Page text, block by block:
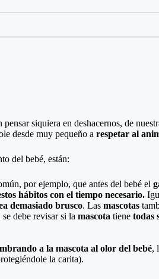
siquiera en deshacernos, de
desde muy pequeño a respetar al
del bebé, están:
por ejemplo, que antes del bebé el
hábitos con el tiempo necesario.
demasiado brusco. Las mascotas
debe revisar si la mascota tiene todas
a la mascota al olor del bebé,
la carita).